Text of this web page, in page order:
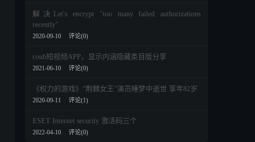
解决Let's encrypt "too many failed authorizations
recently"
2020-09-10 评论(0)
coub短视频APP，显示内涵隐藏类目版分享
2021-06-10 评论(0)
《权力的游戏》“荆棘女王”演员睡梦中逝世 享年82岁
2020-09-11 评论(1)
ESET Internet security 激活码三个
2022-04-10 评论(0)